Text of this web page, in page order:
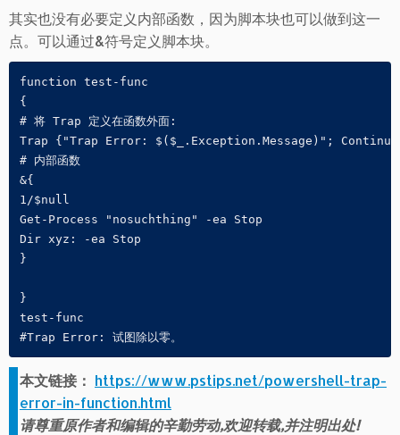
其实也没有必要定义内部函数，因为脚本块也可以做到这一
点。可以通过&符号定义脚本块。
function test-func
{
# 将 Trap 定义在函数外面:
Trap {"Trap Error: $($_.Exception.Message)";
# 内部函数
&{
1/$null
Get-Process "nosuchthing" -ea Stop
Dir xyz: -ea Stop
}
}
test-func
本文链接： https://www.pstips.net/powershell-trap-
error-in-function.html
请尊重原作者和编辑的辛勤劳动,欢迎转载,并注明出处!